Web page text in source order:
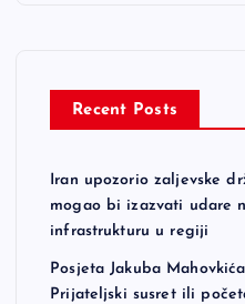
Recent Posts
Iran upozorio zaljevske
mogao bi izazvati udare
infrastrukturu u regiji
Posjeta Jakuba
Prijateljski susret ili